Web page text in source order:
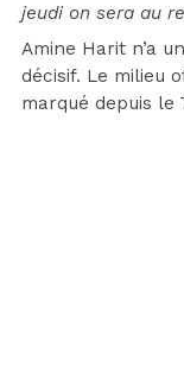
jeudi on sera au
Amine Harit n’a
décisif. Le milieu
marqué depuis le